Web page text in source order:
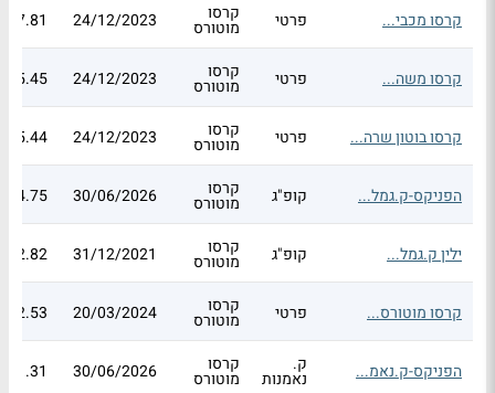
קרסו מכבי... פרטי קרסו
מוטורס 24/12/2023
7.81
קרסו משה... פרטי קרסו
מוטורס 24/12/2023
5.45
קרסו בוטון שרה... פרטי קרסו
מוטורס 24/12/2023
5.44
הפניקס-ק.גמל... קופ"ג קרסו
מוטורס 30/06/2026
4.75
ילין ק.גמל... קופ"ג קרסו
מוטורס 31/12/2021
2.82
קרסו מוטורס... פרטי קרסו
מוטורס 20/03/2024
2.53
הפניקס-ק.נאמ... ק.
נאמנות
קרסו
מוטורס 30/06/2026
1.31